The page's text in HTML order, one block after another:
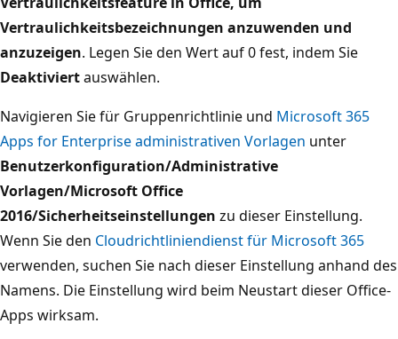
Vertraulichkeitsbezeichnungen anzuwenden und
anzuzeigen. Legen Sie den Wert auf 0 fest, indem Sie
Deaktiviertauswählen.
Navigieren Sie für Gruppenrichtlinie und Microsoft 365
Apps for Enterprise administrativen Vorlagen unter
Benutzerkonfiguration/Administrative
Vorlagen/Microsoft Office
2016/Sicherheitseinstellungen zu dieser Einstellung.
Wenn Sie den Cloudrichtliniendienst für Microsoft 365
verwenden, suchen Sie nach dieser Einstellung anhand des
Namens. Die Einstellung wird beim Neustart dieser Office-
Apps wirksam.